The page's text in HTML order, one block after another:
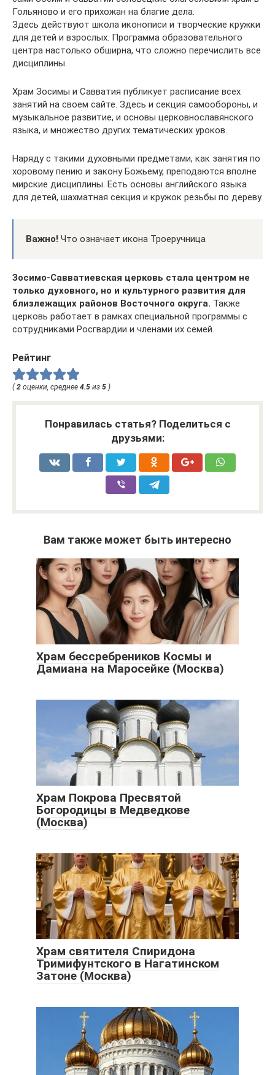
Гольяново и его прихожан на благие дела.
Здесь действуют школа иконописи и творческие кружки
для детей и взрослых. Программа образовательного
центра настолько обширна, что сложно перечислить все
дисциплины.
Храм Зосимы и Савватия публикует расписание всех
занятий на своем сайте. Здесь и секция самообороны, и
музыкальное развитие, и основы церковнославянского
языка, и множество других тематических уроков.
Наряду с такими духовными предметами, как занятия по
хоровому пению и закону Божьему, преподаются вполне
мирские дисциплины. Есть основы английского языка
для детей, шахматная секция и кружок резьбы по дереву.
Важно! Что означает икона Троеручница
Зосимо-Савватиевская церковь стала центром не
только духовного, но и культурного развития для
близлежащих районов Восточного округа. Также
церковь работает в рамках специальной программы с
сотрудниками Росгвардии и членами их семей.
Рейтинг
( 2 оценки, среднее 4.5 из 5 )
Понравилась статья? Поделиться с
друзьями:
Вам также может быть интересно
Храм бессребреников Космы и
Дамиана на Маросейке (Москва)
Храм Покрова Пресвятой
Богородицы в Медведкове
(Москва)
Храм святителя Спиридона
Тримифунтского в Нагатинском
Затоне (Москва)